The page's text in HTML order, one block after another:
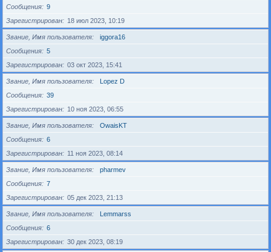
Сообщения
9
Зарегистрирован
18 июл 2023, 10:19
Звание, Имя пользователя
iggora16
Сообщения
5
Зарегистрирован
03 окт 2023, 15:41
Звание, Имя пользователя
Lopez D
Сообщения
39
Зарегистрирован
10 ноя 2023, 06:55
Звание, Имя пользователя
OwaisKT
Сообщения
6
Зарегистрирован
11 ноя 2023, 08:14
Звание, Имя пользователя
pharmev
Сообщения
7
Зарегистрирован
05 дек 2023, 21:13
Звание, Имя пользователя
Lemmarss
Сообщения
6
Зарегистрирован
30 дек 2023, 08:19